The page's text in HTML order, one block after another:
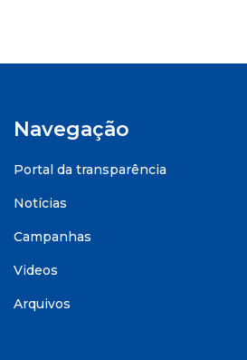
Navegação
Portal da transparência
Notícias
Campanhas
Videos
Arquivos